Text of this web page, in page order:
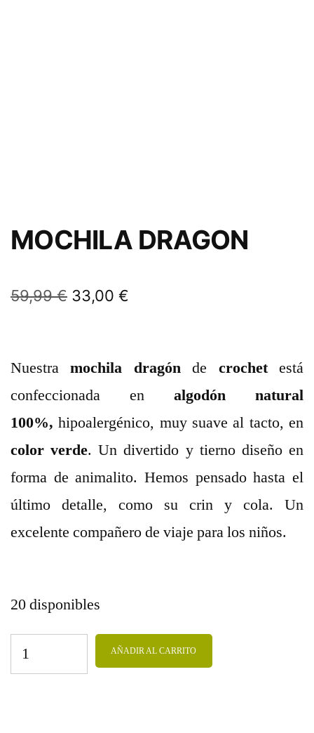
MOCHILA DRAGON
59,99€ 33,00 €
Nuestramochila dragónde crochetestá
confeccionada en algodón natural
100%, hipoalergénico, muy suave al tacto, en
color verde. Un divertido y tierno diseño en
forma de animalito. Hemos pensado hasta el
último detalle, como su crin y cola. Un
excelente compañero de viaje para los niños.
20 disponibles
AÑADIR AL CARRITO